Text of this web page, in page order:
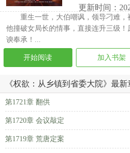
更新时间：
重生一世，大伯嘲讽，领导刁难，
他撞破女局长的情事，直接连升三级！
谀奉承！...
开始阅读 加入书架
《权欲：从乡镇到省委大院》最新
第1721章 翻供
第1720章 会议敲定
第1719章 荒唐定案